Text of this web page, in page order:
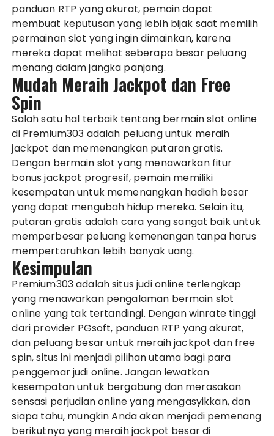
panduan RTP yang akurat, pemain dapat
membuat keputusan yang lebih bijak saat memilih
permainan slot yang ingin dimainkan, karena
mereka dapat melihat seberapa besar peluang
menang dalam jangka panjang.
Mudah Meraih Jackpot dan Free
Spin
Salah satu hal terbaik tentang bermain slot online
di Premium303 adalah peluang untuk meraih
jackpot dan memenangkan putaran gratis.
Dengan bermain slot yang menawarkan fitur
bonus jackpot progresif, pemain memiliki
kesempatan untuk memenangkan hadiah besar
yang dapat mengubah hidup mereka. Selain itu,
putaran gratis adalah cara yang sangat baik untuk
memperbesar peluang kemenangan tanpa harus
mempertaruhkan lebih banyak uang.
Kesimpulan
Premium303 adalah situs judi online terlengkap
yang menawarkan pengalaman bermain slot
online yang tak tertandingi. Dengan winrate tinggi
dari provider PGsoft, panduan RTP yang akurat,
dan peluang besar untuk meraih jackpot dan free
spin, situs ini menjadi pilihan utama bagi para
penggemar judi online. Jangan lewatkan
kesempatan untuk bergabung dan merasakan
sensasi perjudian online yang mengasyikkan, dan
siapa tahu, mungkin Anda akan menjadi pemenang
berikutnya yang meraih jackpot besar di